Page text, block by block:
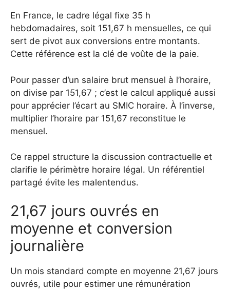
En France, le cadre légal fixe 35 h
hebdomadaires, soit 151,67 h mensuelles, ce qui
sert de pivot aux conversions entre montants.
Cette référence est la clé de voûte de la paie.
Pour passer d’un salaire brut mensuel à l’horaire,
on divise par 151,67 ; c’est le calcul appliqué aussi
pour apprécier l’écart au SMIC horaire. À l’inverse,
multiplier l’horaire par 151,67 reconstitue le
mensuel.
Ce rappel structure la discussion contractuelle et
clarifie le périmètre horaire légal. Un référentiel
partagé évite les malentendus.
21,67 jours ouvrés en
moyenne et conversion
journalière
Un mois standard compte en moyenne 21,67 jours
ouvrés, utile pour estimer une rémunération